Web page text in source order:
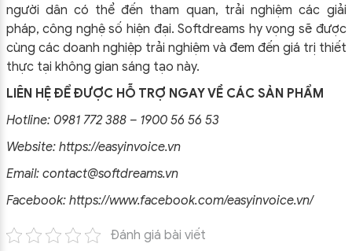
người dân có thể đến tham quan, trải nghiệm các giải
pháp, công nghệ số hiện đại. Softdreams hy vọng sẽ được
cùng các doanh nghiệp trải nghiệm và đem đến giá trị thiết
thực tại không gian sáng tạo này.
LIÊN HỆ ĐỂ ĐƯỢC HỖ TRỢ NGAY VỀ CÁC SẢN PHẨM
Hotline: 0981 772 388 – 1900 56 56 53
Website: https://easyinvoice.vn
Email: contact@softdreams.vn
Facebook: https://www.facebook.com/easyinvoice.vn/
Đánh giá bài viết